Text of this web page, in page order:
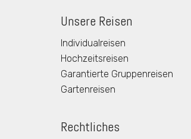
Unsere Reisen
Individualreisen
Hochzeitsreisen
Garantierte Gruppenreisen
Gartenreisen
Rechtliches